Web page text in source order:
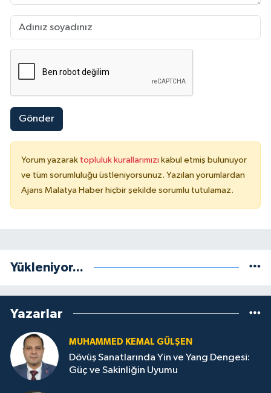
Gönder
Yorum yazarak topluluk kurallarımızı kabul etmiş bulunuyor
ve tüm sorumluluğu üstleniyorsunuz. Yazılan yorumlardan
Ajans Malatya Haber hiçbir şekilde sorumlu tutulamaz.
Yükleniyor...
Yazarlar
MUHAMMED KEMAL GÜLŞEN
Dövüş Sanatlarında Yin ve Yang Dengesi:
Güç ve Sakinliğin Uyumu